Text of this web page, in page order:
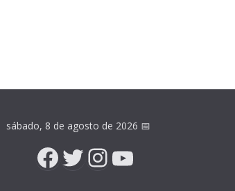
sábado, 8 de agosto de 2026 📅
Facebook
Twitter
Instagram
YouTube